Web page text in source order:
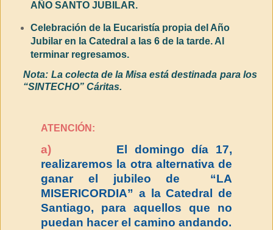
AÑO SANTO JUBILAR.
Celebración de la Eucaristía propia del Año
Jubilar en la Catedral a las 6 de la tarde. Al
terminar regresamos.
Nota: La colecta de la Misa está destinada para los
“SINTECHO” Cáritas.
ATENCIÓN:
a)El domingo día 17,
realizaremos la otra alternativa de
ganar el jubileo de “LA
MISERICORDIA” a la Catedral de
Santiago, para aquellos que no
puedan hacer el camino andando.